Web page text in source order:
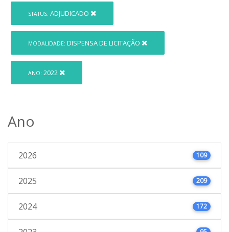
STATUS: ADJUDICADO
MODALIDADE: DISPENSA DE LICITAÇÃO
ANO: 2022
Ano
2026 109
2025 209
2024 172